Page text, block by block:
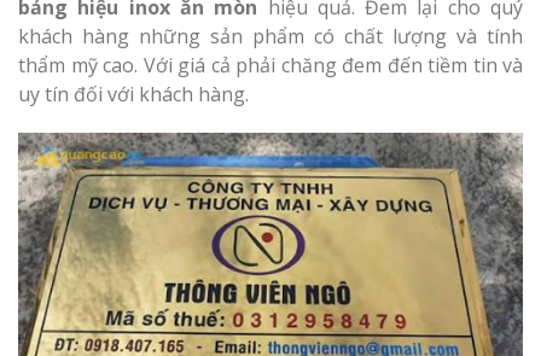
bảng hiệu inox ăn mòn hiệu quả. Đem lại cho quý
khách hàng những sản phẩm có chất lượng và tính
thẩm mỹ cao. Với giá cả phải chăng đem đến tiềm tin và
uy tín đối với khách hàng.